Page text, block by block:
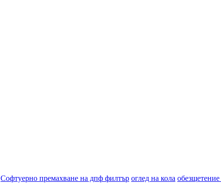
Софтуерно премахване на дпф филтър оглед на кола